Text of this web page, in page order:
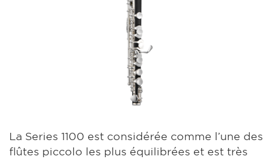
La Series 1100 est considérée comme l’une des
flûtes piccolo les plus équilibrées et est très